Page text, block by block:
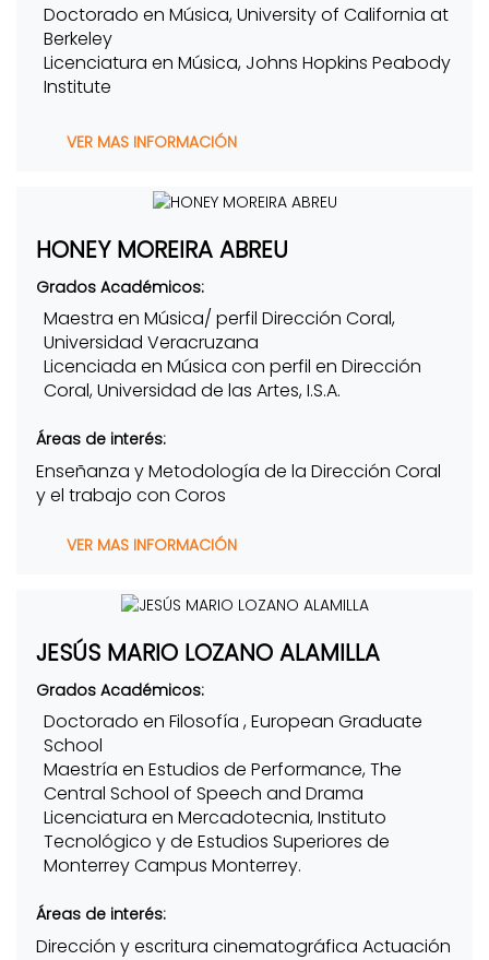
Doctorado en Música, University of California at
Berkeley
Licenciatura en Música, Johns Hopkins Peabody
Institute
VER MAS INFORMACIÓN
HONEY MOREIRA ABREU
Grados Académicos:
Maestra en Música/ perfil Dirección Coral,
Universidad Veracruzana
Licenciada en Música con perfil en Dirección
Coral, Universidad de las Artes, I.S.A.
Áreas de interés:
Enseñanza y Metodología de la Dirección Coral
y el trabajo con Coros
VER MAS INFORMACIÓN
JESÚS MARIO LOZANO ALAMILLA
Grados Académicos:
Doctorado en Filosofía , European Graduate
School
Maestría en Estudios de Performance, The
Central School of Speech and Drama
Licenciatura en Mercadotecnia, Instituto
Tecnológico y de Estudios Superiores de
Monterrey Campus Monterrey.
Áreas de interés:
Dirección y escritura cinematográfica Actuación